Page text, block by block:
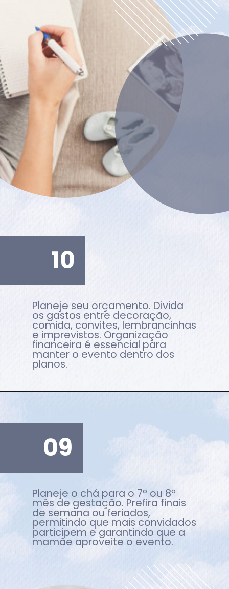
Planeje seu orçamento. Divida
os gastos entre decoração,
comida, convites, lembrancinhas
e imprevistos. Organização
financeira é essencial para
manter o evento dentro dos
planos.
10
Planeje o chá para o 7º ou 8º
mês de gestação. Prefira finais
de semana ou feriados,
permitindo que mais convidados
participem e garantindo que a
mamãe aproveite o evento.
09